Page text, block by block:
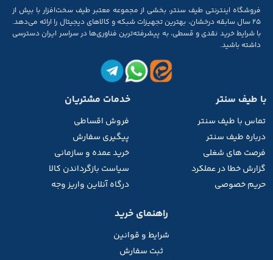
فروشگاه اینترنتی طیف سنتر، بخشی از مجموعه‌ معتبر طیف سخت‌افزار با بیش از
۲۵ سال سابقه‌ درخشان، بهترین تجهیزات شبکه و کالاهای دیجیتال را ارائه می‌دهد.
با شرایط خرید نقدی و قسطی، به پیشرفته‌ترین فناوری‌ها در سراسر ایران دسترسی
داشته باشید.
با طیف سنتر
تماس با طیف سنتر
درباره طیف سنتر
فرصت های شغلی
گزارش خطا در عملکرد
حریم خصوصی
خدمات مشتریان
فروش اقساطی
پیگیری سفارش
خرید عمده و سازمانی
سیاست بازگرداندن کالا
درگاه آنلاین واریز وجه
راهنمای خرید
شرایط و قوانین
ثبت سفارش